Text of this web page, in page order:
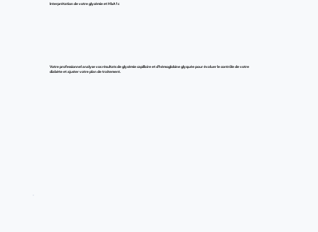
Interprétation de votre glycémie et HbA1c
Votre professionnel analyse vos résultats de glycémie capillaire et d'hémoglobine glyquée pour évaluer le contrôle de votre
diabète et ajuster votre plan de traitement.